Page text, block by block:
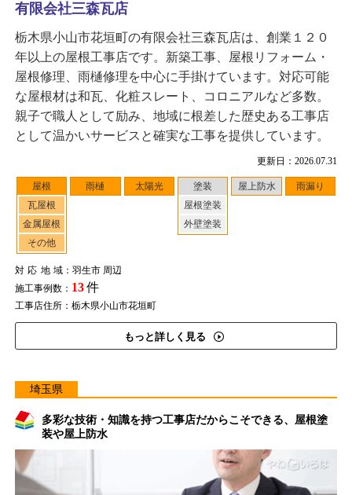
更新日：2026.07.31
屋根
瓦屋根
金属屋根
その他
雨樋 太陽光
塗装
屋根塗装
外壁塗装
屋上防水 雨漏り
対応地域：羽生市 周辺
施工事例数： 13件
工事店住所：栃木県小山市花垣町
もっと詳しく見る
有限会社三森瓦店
栃木県小山市花垣町の有限会社三森瓦店は、創業１２０
年以上の屋根工事店です。新築工事、屋根リフォーム・
屋根修理、雨樋修理を中心に手掛けています。対応可能
な屋根材は和瓦、化粧スレート、コロニアルなど多数。
親子で職人として励み、地域に根差した歴史ある工事店
として温かいサービスと確実な工事を提供しています。
埼玉県
多彩な技術・知識を持つ工事店だからこそできる、屋根塗
装や屋上防水